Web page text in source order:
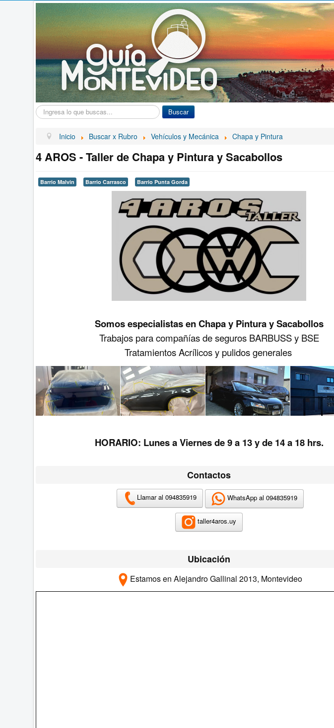
Buscar... Buscar
Inicio Buscar x Rubro Vehículos y Mecánica Chapa y Pintura
4 AROS - Taller de Chapa y Pintura y Sacabollos
Barrio Malvin Barrio Carrasco Barrio Punta Gorda
Somos especialistas en Chapa y Pintura y Sacabollos
Trabajos para compañías de seguros BARBUSS y BSE
Tratamientos Acrílicos y pulidos generales
HORARIO: Lunes a Viernes de 9 a 13 y de 14 a 18 hrs.
Contactos
Llamar al 094835919 WhatsApp al 094835919
taller4aros.uy
Ubicación
Estamos en Alejandro Gallinal 2013, Montevideo